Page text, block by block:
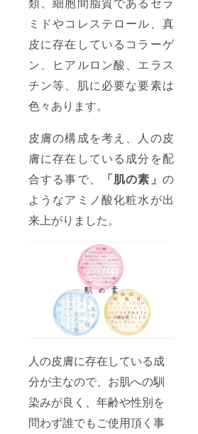
ミドやコレステロール、真
皮に存在しているコラーゲ
ン、ヒアルロン酸、エラス
チン等、肌に必要な要素は
色々あります。
皮膚の構成を考え、人の皮
膚に存在している成分を配
合する事で、
「肌の素」 の
ようなアミノ酸化粧水が出
来上がりました。
人の皮膚に存在している成
分が主なので、お肌への馴
染みが良く、年齢や性別を
問わず誰でもご使用頂く事